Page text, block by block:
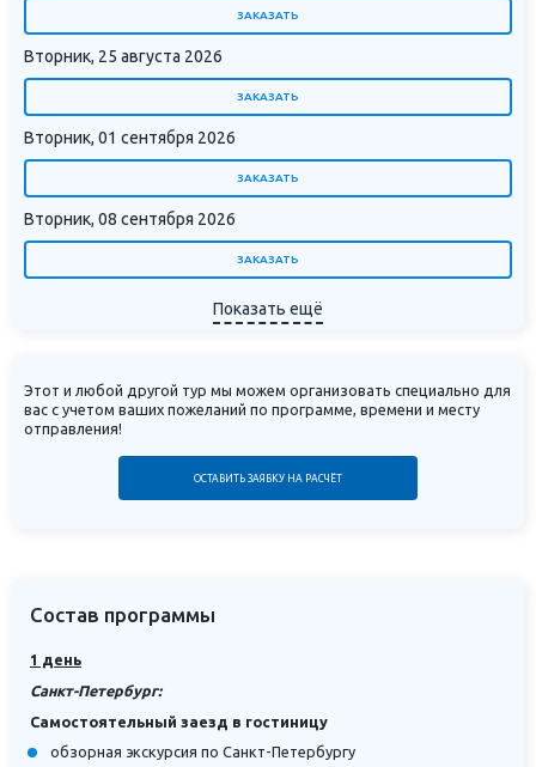
ЗАКАЗАТЬ
Вторник, 25 августа 2026
ЗАКАЗАТЬ
Вторник, 01 сентября 2026
ЗАКАЗАТЬ
Вторник, 08 сентября 2026
ЗАКАЗАТЬ
Показать ещё
Этот и любой другой тур мы можем организовать специально для
вас с учетом ваших пожеланий по программе, времени и месту
отправления!
ОСТАВИТЬ ЗАЯВКУ НА РАСЧЁТ
Состав программы
1 день
Санкт-Петербург:
Самостоятельный заезд в гостиницу
обзорная экскурсия по Санкт-Петербургу